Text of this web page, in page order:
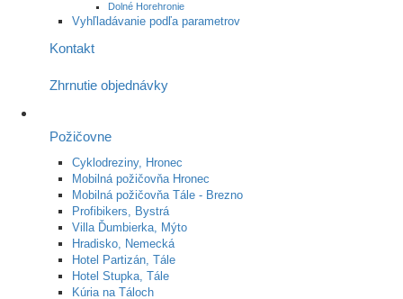
Dolné Horehronie
Vyhľladávanie podľa parametrov
Kontakt
Zhrnutie objednávky
Požičovne
Cyklodreziny, Hronec
Mobilná požičovňa Hronec
Mobilná požičovňa Tále - Brezno
Profibikers, Bystrá
Villa Ďumbierka, Mýto
Hradisko, Nemecká
Hotel Partizán, Tále
Hotel Stupka, Tále
Kúria na Táloch